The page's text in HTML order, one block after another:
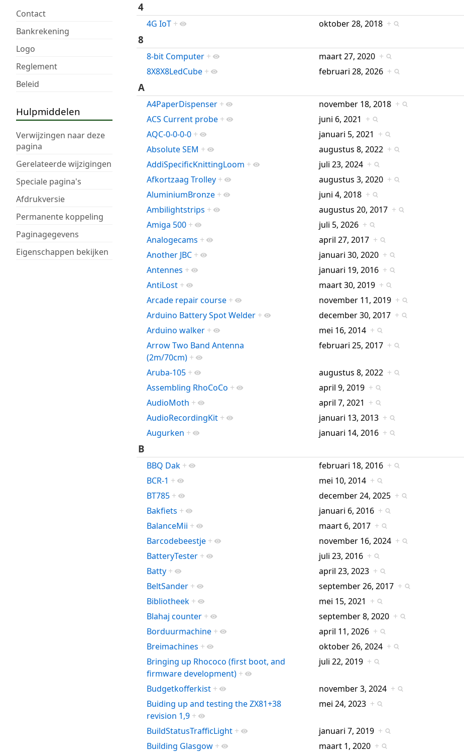
Contact
Bankrekening
Logo
Reglement
Beleid
Hulpmiddelen
Verwijzingen naar deze
pagina
Gerelateerde wijzigingen
Speciale pagina's
Afdrukversie
Permanente koppeling
Paginagegevens
Eigenschappen bekijken
4
4G IoT + oktober 28, 2018 +
8
8-bit Computer + maart 27, 2020 +
8X8X8LedCube + februari 28, 2026 +
A
A4PaperDispenser + november 18, 2018 +
ACS Current probe + juni 6, 2021 +
AQC-0-0-0-0 + januari 5, 2021 +
Absolute SEM + augustus 8, 2022 +
AddiSpecificKnittingLoom + juli 23, 2024 +
Afkortzaag Trolley + augustus 3, 2020 +
AluminiumBronze + juni 4, 2018 +
Ambilightstrips + augustus 20, 2017 +
Amiga 500 + juli 5, 2026 +
Analogecams + april 27, 2017 +
Another JBC + januari 30, 2020 +
Antennes + januari 19, 2016 +
AntiLost + maart 30, 2019 +
Arcade repair course + november 11, 2019 +
Arduino Battery Spot Welder + december 30, 2017 +
Arduino walker + mei 16, 2014 +
Arrow Two Band Antenna
(2m/70cm) +
februari 25, 2017 +
Aruba-105 + augustus 8, 2022 +
Assembling RhoCoCo + april 9, 2019 +
AudioMoth + april 7, 2021 +
AudioRecordingKit + januari 13, 2013 +
Augurken + januari 14, 2016 +
B
BBQ Dak + februari 18, 2016 +
BCR-1 + mei 10, 2014 +
BT785 + december 24, 2025 +
Bakfiets + januari 6, 2016 +
BalanceMii + maart 6, 2017 +
Barcodebeestje + november 16, 2024 +
BatteryTester + juli 23, 2016 +
Batty + april 23, 2023 +
BeltSander + september 26, 2017 +
Bibliotheek + mei 15, 2021 +
Blahaj counter + september 8, 2020 +
Borduurmachine + april 11, 2026 +
Breimachines + oktober 26, 2024 +
Bringing up Rhococo (first boot, and
firmware development) +
juli 22, 2019 +
Budgetkofferkist + november 3, 2024 +
Buiding up and testing the ZX81+38
revision 1,9 +
mei 24, 2023 +
BuildStatusTrafficLight + januari 7, 2019 +
Building Glasgow + maart 1, 2020 +